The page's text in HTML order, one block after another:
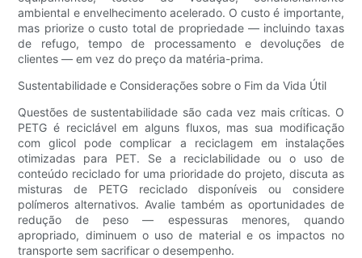
ambiental e envelhecimento acelerado. O custo é importante,
mas priorize o custo total de propriedade — incluindo taxas
de refugo, tempo de processamento e devoluções de
clientes — em vez do preço da matéria-prima.
Sustentabilidade e Considerações sobre o Fim da Vida Útil
Questões de sustentabilidade são cada vez mais críticas. O
PETG é reciclável em alguns fluxos, mas sua modificação
com glicol pode complicar a reciclagem em instalações
otimizadas para PET. Se a reciclabilidade ou o uso de
conteúdo reciclado for uma prioridade do projeto, discuta as
misturas de PETG reciclado disponíveis ou considere
polímeros alternativos. Avalie também as oportunidades de
redução de peso — espessuras menores, quando
apropriado, diminuem o uso de material e os impactos no
transporte sem sacrificar o desempenho.